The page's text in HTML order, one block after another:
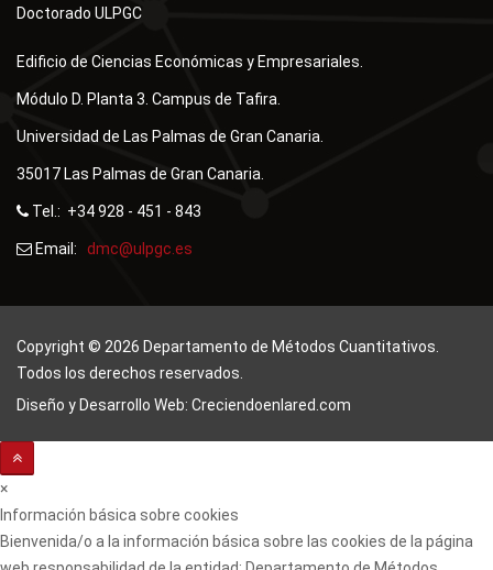
Doctorado ULPGC
Edificio de Ciencias Económicas y Empresariales.
Módulo D. Planta 3. Campus de Tafira.
Universidad de Las Palmas de Gran Canaria.
35017 Las Palmas de Gran Canaria.
Tel.: +34 928 - 451 - 843
Email: dmc@ulpgc.es
Copyright © 2026 Departamento de Métodos Cuantitativos.
Todos los derechos reservados.
Diseño y Desarrollo Web: Creciendoenlared.com
×
Información básica sobre cookies
Bienvenida/o a la información básica sobre las cookies de la página